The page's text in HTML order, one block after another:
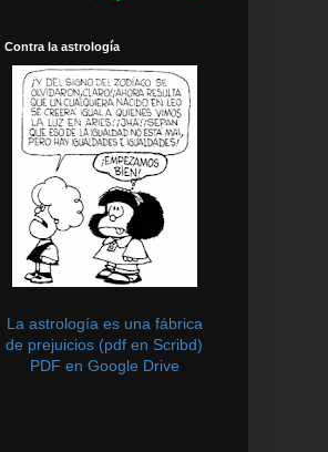
Contra la astrología
La astrología es una fábrica
de prejuicios (pdf en Scribd)
PDF en Google Drive